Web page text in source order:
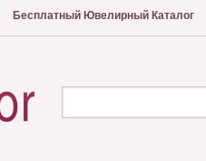
Бесплатный Ювелирный Каталог